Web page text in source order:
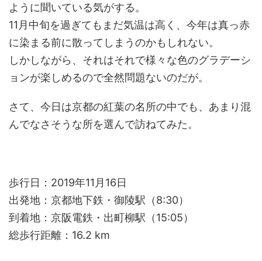
ように聞いている気がする。
11月中旬を過ぎてもまだ気温は高く、今年は真っ赤
に染まる前に散ってしまうのかもしれない。
しかしながら、それはそれで様々な色のグラデーシ
ョンが楽しめるので全然問題ないのだが。
さて、今日は京都の紅葉の名所の中でも、あまり混
んでなさそうな所を選んで訪ねてみた。
歩行日：2019年11月16日
出発地：京都地下鉄・御陵駅（8:30）
到着地：京阪電鉄・出町柳駅（15:05）
総歩行距離：16.2 km